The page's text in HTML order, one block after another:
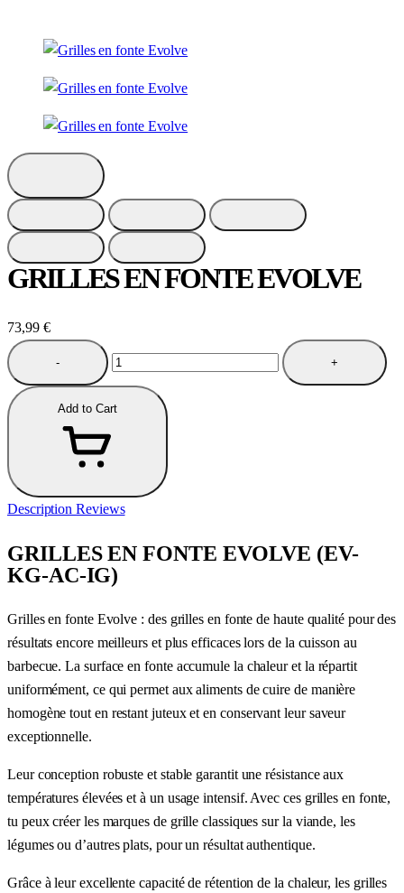
GRILLES EN FONTE EVOLVE
73,99 €
- +
Add to Cart
DescriptionReviews
GRILLES EN FONTE EVOLVE (EV-
KG-AC-IG)
Grilles en fonte Evolve : des grilles en fonte de haute qualité pour des
résultats encore meilleurs et plus efficaces lors de la cuisson au
barbecue. La surface en fonte accumule la chaleur et la répartit
uniformément, ce qui permet aux aliments de cuire de manière
homogène tout en restant juteux et en conservant leur saveur
exceptionnelle.
Leur conception robuste et stable garantit une résistance aux
températures élevées et à un usage intensif. Avec ces grilles en fonte,
tu peux créer les marques de grille classiques sur la viande, les
légumes ou d’autres plats, pour un résultat authentique.
Grâce à leur excellente capacité de rétention de la chaleur, les grilles